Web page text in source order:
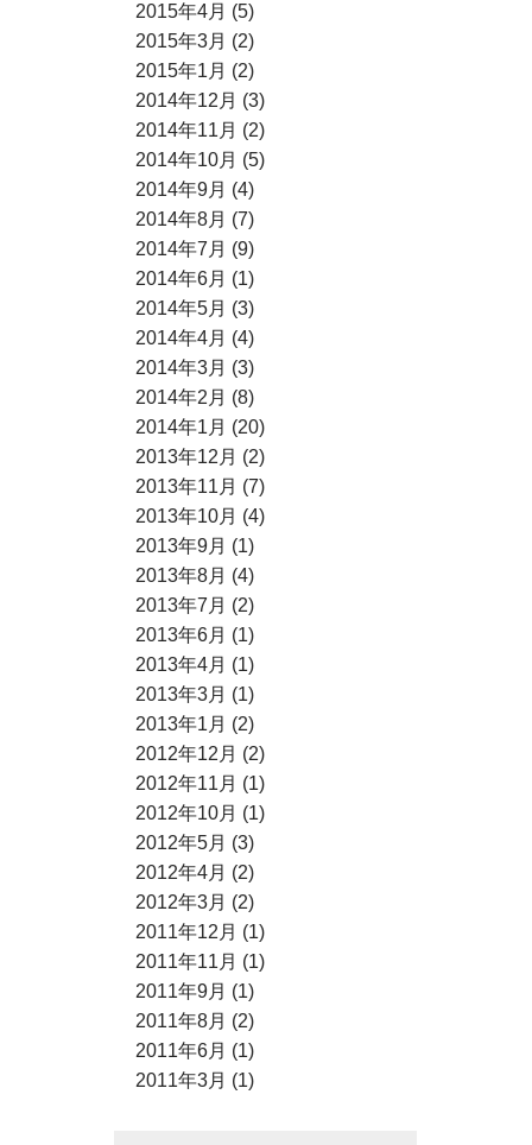
2015年4月 (5)
2015年3月 (2)
2015年1月 (2)
2014年12月 (3)
2014年11月 (2)
2014年10月 (5)
2014年9月 (4)
2014年8月 (7)
2014年7月 (9)
2014年6月 (1)
2014年5月 (3)
2014年4月 (4)
2014年3月 (3)
2014年2月 (8)
2014年1月 (20)
2013年12月 (2)
2013年11月 (7)
2013年10月 (4)
2013年9月 (1)
2013年8月 (4)
2013年7月 (2)
2013年6月 (1)
2013年4月 (1)
2013年3月 (1)
2013年1月 (2)
2012年12月 (2)
2012年11月 (1)
2012年10月 (1)
2012年5月 (3)
2012年4月 (2)
2012年3月 (2)
2011年12月 (1)
2011年11月 (1)
2011年9月 (1)
2011年8月 (2)
2011年6月 (1)
2011年3月 (1)